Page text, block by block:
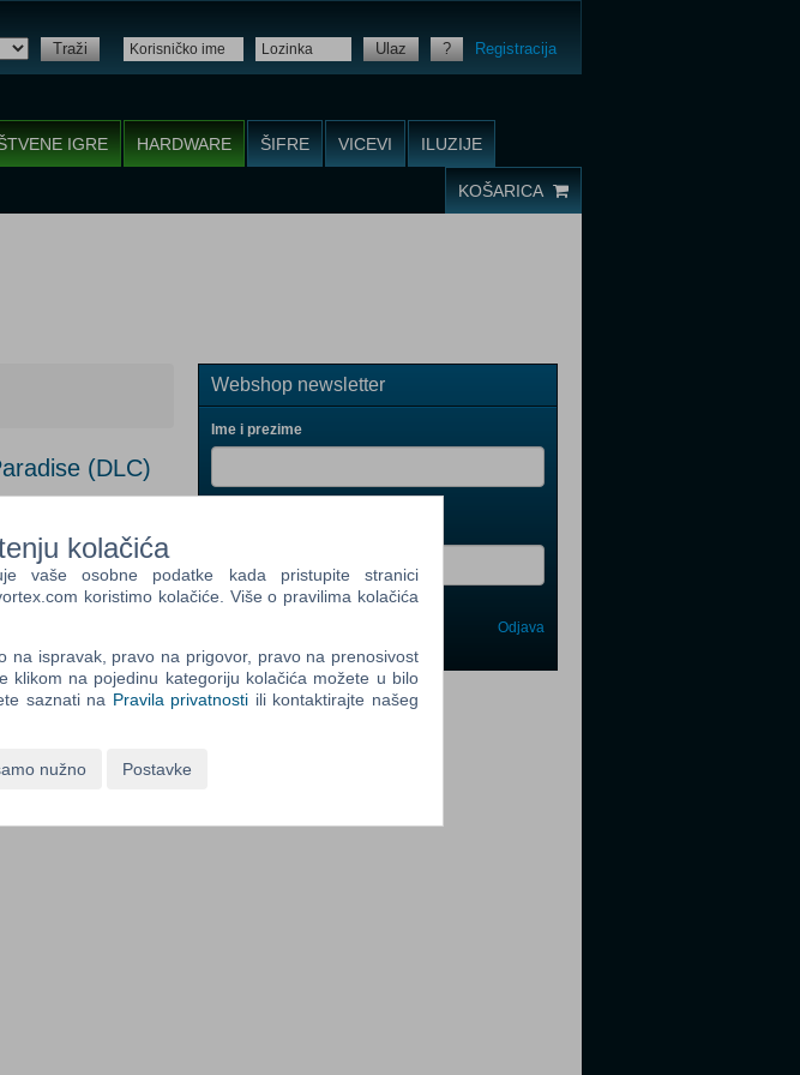
Traži Ulaz ? Registracija
IGRE HARDWARE ŠIFRE VICEVI ILUZIJE
KOŠARICA
(DLC)
Dodaj u košaricu
Webshop newsletter
Ime i prezime
One
Newsletter
Odjava
kolačića
vaše osobne podatke kada pristupite stranici
koristimo kolačiće. Više o pravilima kolačića
ispravak, pravo na prigovor, pravo na prenosivost
na pojedinu kategoriju kolačića možete u bilo
saznati na Pravila privatnosti ili kontaktirajte našeg
nužno Postavke